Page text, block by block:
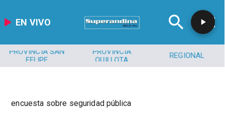
EN VIVO
PROVINCIA SAN
FELIPE
PROVINCIA
QUILLOTA
REGIONAL
encuesta sobre seguridad pública